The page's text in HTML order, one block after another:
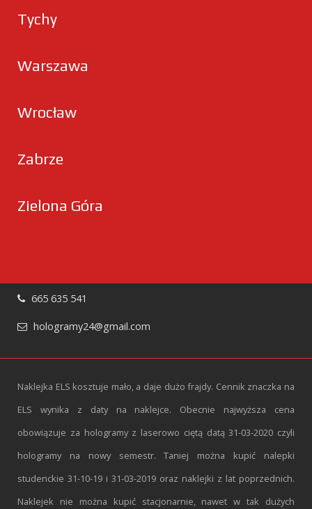
Tychy
Warszawa
Wrocław
Zabrze
Zielona Góra
665 635 541
hologramy24@gmail.com
Naklejka ELS kosztuje mało, a daje dużo frajdy. Cennik znaczka na
ELS wynika z daty na naklejce. Obecnie najwyższa cena
obowiązuje za hologramy z laserowo ciętą datą 31-03-2020 czyli
hologramy na nowy semestr. Taniej można kupić nalepki
studenckie 31-10-19 i 31-03-2019 oraz naklejki z lat poprzednich.
Naklejek nie można kupić stacjonarnie, nawet w tak dużych